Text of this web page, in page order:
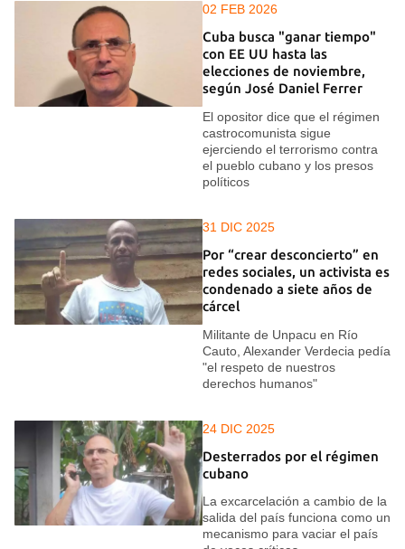
02 FEB 2026
Cuba busca "ganar tiempo"
con EE UU hasta las
elecciones de noviembre,
según José Daniel Ferrer
El opositor dice que el régimen
castrocomunista sigue
ejerciendo el terrorismo contra
el pueblo cubano y los presos
políticos
31 DIC 2025
Por “crear desconcierto” en
redes sociales, un activista es
condenado a siete años de
cárcel
Militante de Unpacu en Río
Cauto, Alexander Verdecia pedía
"el respeto de nuestros
derechos humanos"
24 DIC 2025
Desterrados por el régimen
cubano
La excarcelación a cambio de la
salida del país funciona como un
mecanismo para vaciar el país